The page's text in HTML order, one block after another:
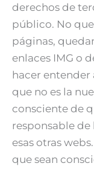
derechos de
público. No
páginas,
enlaces IMG o
hacer entender
que no es la
consciente de
responsable
esas otras
que sean